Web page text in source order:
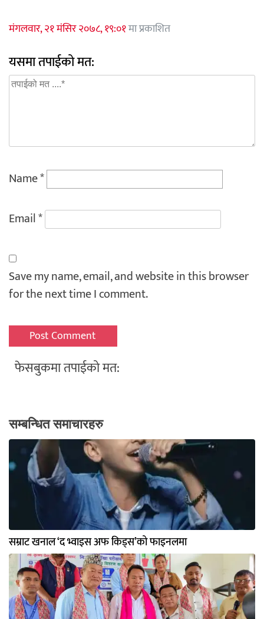
मंगलवार, २१ मंसिर २०७८, १९:०१मा प्रकाशित
यसमा तपाईको मत:
Name*
Email*
Save my name, email, and website in this browser
for the next time I comment.
फेसबुकमा तपाईको मत:
सम्बन्धित समाचारहरु
सम्राट खनाल ‘द भ्वाइस अफ किड्स’को फाइनलमा